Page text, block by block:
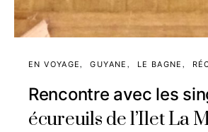
EN VOYAGE GUYANE LE BAGNE
Rencontre avec les
écureuils de l’Ilet La